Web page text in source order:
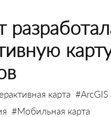
карта #ArcGIS
#Мобильная карта